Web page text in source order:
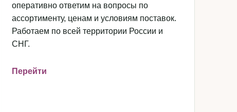
оперативно ответим на вопросы по
ассортименту, ценам и условиям поставок.
Работаем по всей территории России и
СНГ.
Перейти